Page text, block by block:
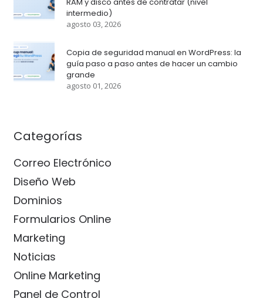
intermedio)
agosto 03, 2026
Copia de seguridad manual en WordPress: la
guía paso a paso antes de hacer un cambio
grande
agosto 01, 2026
Categorías
Correo Electrónico
Diseño Web
Dominios
Formularios Online
Marketing
Noticias
Online Marketing
Panel de Control